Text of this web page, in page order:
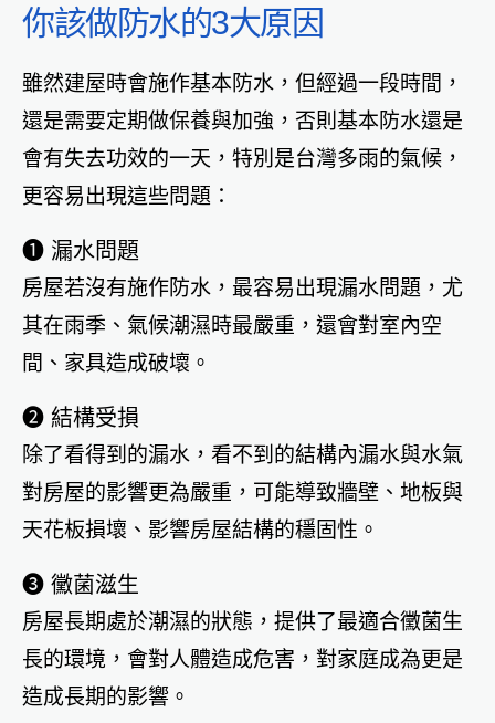
你該做防水的3大原因
雖然建屋時會施作基本防水，但經過一段時間，
還是需要定期做保養與加強，否則基本防水還是
會有失去功效的一天，特別是台灣多雨的氣候，
更容易出現這些問題：
➊ 漏水問題
房屋若沒有施作防水，最容易出現漏水問題，尤
其在雨季、氣候潮濕時最嚴重，還會對室內空
間、家具造成破壞。
➋ 結構受損
除了看得到的漏水，看不到的結構內漏水與水氣
對房屋的影響更為嚴重，可能導致牆壁、地板與
天花板損壞、影響房屋結構的穩固性。
➌ 黴菌滋生
房屋長期處於潮濕的狀態，提供了最適合黴菌生
長的環境，會對人體造成危害，對家庭成為更是
造成長期的影響。